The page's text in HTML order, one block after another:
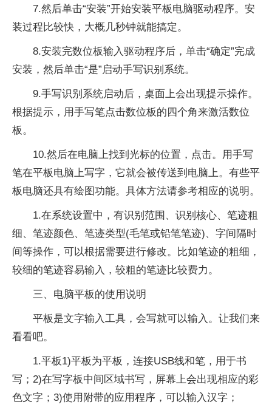
7.然后单击“安装”开始安装平板电脑驱动程序。安
装过程比较快，大概几秒钟就能搞定。
8.安装完数位板输入驱动程序后，单击“确定”完成
安装，然后单击“是”启动手写识别系统。
9.手写识别系统启动后，桌面上会出现提示操作。
根据提示，用手写笔点击数位板的四个角来激活数位
板。
10.然后在电脑上找到光标的位置，点击。用手写
笔在平板电脑上写字，它就会被传送到电脑上。有些平
板电脑还具有绘图功能。具体方法请参考相应的说明。
1.在系统设置中，有识别范围、识别核心、笔迹粗
细、笔迹颜色、笔迹类型(毛笔或铅笔笔迹)、字间隔时
间等操作，可以根据需要进行修改。比如笔迹的粗细，
较细的笔迹容易输入，较粗的笔迹比较费力。
三、电脑平板的使用说明
平板是文字输入工具，会写就可以输入。让我们来
看看吧。
1.平板1)平板为平板，连接USB线和笔，用于书
写；2)在写字板中间区域书写，屏幕上会出现相应的彩
色文字；3)使用附带的应用程序，可以输入汉字；